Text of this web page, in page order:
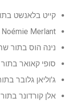
קייט בלאנשט
Noémie Merlant בתור פרנצ'סקה לנטני, עוזרת לידיה
נינה הוס בתור
סופי קאואר
ג'וליאן גלובר
אלן קורדונר